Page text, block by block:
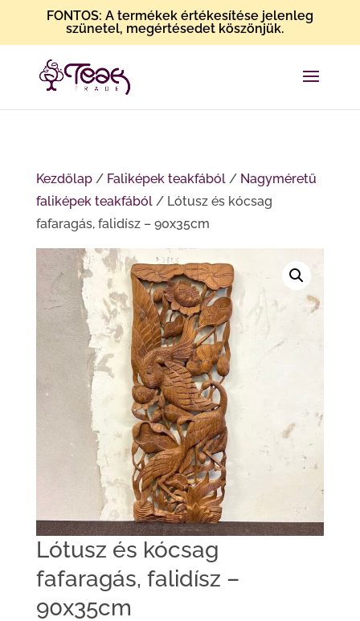
FONTOS: A termékek értékesítése jelenleg
szünetel, megértésedet köszönjük.
Kezdőlap/ Faliképek teakfából/ Nagyméretű
faliképek teakfából/ Lótusz és kócsag
fafaragás, falidísz – 90x35cm
Lótusz és kócsag
fafaragás, falidísz –
90x35cm